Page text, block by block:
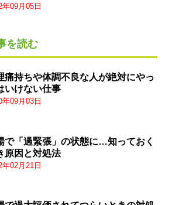
年09月05日
を読む
痛持ちや体調不良な人が絶対にやっ
いけない仕事
年09月03日
で「過緊張」の状態に…知っておく
原因と対処法
年02月21日